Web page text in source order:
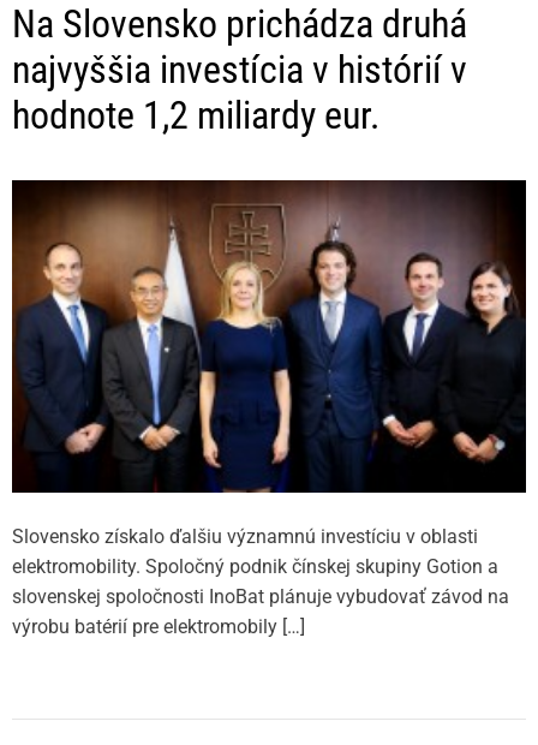
Na Slovensko prichádza druhá
najvyššia investícia v histórií v
hodnote 1,2 miliardy eur.
Slovensko získalo ďalšiu významnú investíciu v oblasti
elektromobility. Spoločný podnik čínskej skupiny Gotion a
slovenskej spoločnosti InoBat plánuje vybudovať závod na
výrobu batérií pre elektromobily […]